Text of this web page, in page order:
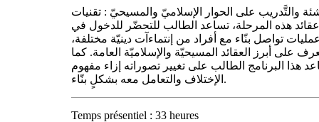
والتَّدريب على الحوار الإسلاميّ والمسيحيّ : تقنيات
هذه المرحلة، تساعد الطالب للتحضّر للدخول في
تواصل بنّاء مع أفراد من إنتماءآت دينيّة مختلفة،
على أبرز العقائد المسيحيّة والإسلاميّة العامة. كما
هذا البرنامج الطالب على تغيير تصوراته إزاء مفهوم
الإختلاف والتعامل معه بشكلٍ بنّاء.
Temps présentiel : 33 heures